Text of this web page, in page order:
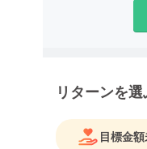
リターンを
目標金